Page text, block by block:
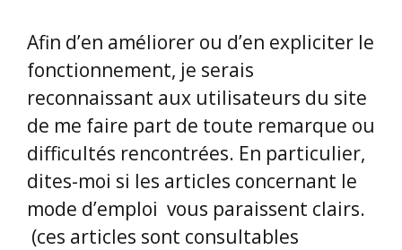
Afin d’en améliorer ou d’en expliciter le
fonctionnement, je serais
reconnaissant aux utilisateurs du site
de me faire part de toute remarque ou
difficultés rencontrées. En particulier,
dites-moi si les articles concernant le
mode d’emploi vous paraissent clairs.
(ces articles sont consultables